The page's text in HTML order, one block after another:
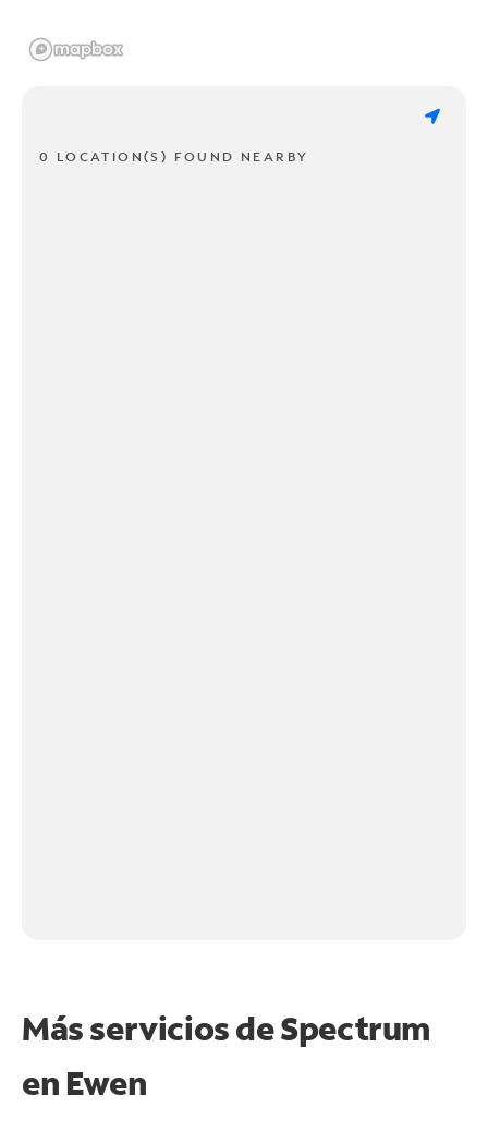
0 LOCATION(S) FOUND NEARBY
Más servicios de Spectrum
en Ewen